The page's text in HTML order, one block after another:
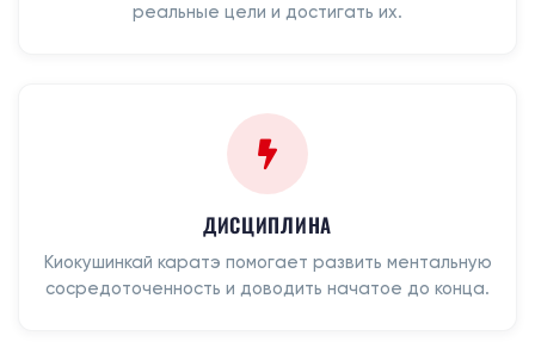
реальные цели и достигать их.
ДИСЦИПЛИНА
Киокушинкай каратэ помогает развить ментальную
сосредоточенность и доводить начатое до конца.